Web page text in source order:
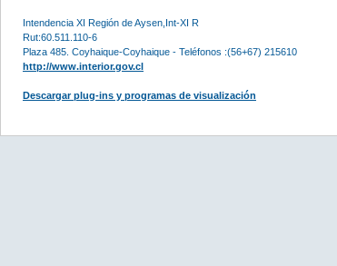
Intendencia XI Región de Aysen,Int-XI R
Rut:60.511.110-6
Plaza 485. Coyhaique-Coyhaique - Teléfonos :(56+67) 215610
http://www.interior.gov.cl
Descargar plug-ins y programas de visualización